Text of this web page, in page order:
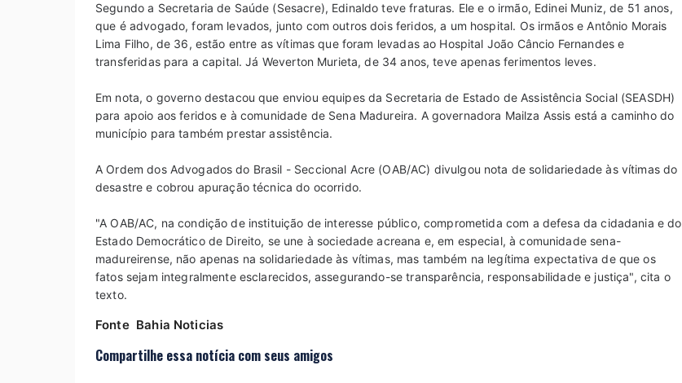
Segundo a Secretaria de Saúde (Sesacre), Edinaldo teve fraturas. Ele e o irmão, Edinei Muniz, de 51 anos,
que é advogado, foram levados, junto com outros dois feridos, a um hospital. Os irmãos e Antônio Morais
Lima Filho, de 36, estão entre as vítimas que foram levadas ao Hospital João Câncio Fernandes e
transferidas para a capital. Já Weverton Murieta, de 34 anos, teve apenas ferimentos leves.
Em nota, o governo destacou que enviou equipes da Secretaria de Estado de Assistência Social (SEASDH)
para apoio aos feridos e à comunidade de Sena Madureira. A governadora Mailza Assis está a caminho do
município para também prestar assistência.
A Ordem dos Advogados do Brasil - Seccional Acre (OAB/AC) divulgou nota de solidariedade às vítimas do
desastre e cobrou apuração técnica do ocorrido.
"A OAB/AC, na condição de instituição de interesse público, comprometida com a defesa da cidadania e do
Estado Democrático de Direito, se une à sociedade acreana e, em especial, à comunidade sena-
madureirense, não apenas na solidariedade às vítimas, mas também na legítima expectativa de que os
fatos sejam integralmente esclarecidos, assegurando-se transparência, responsabilidade e justiça", cita o
texto.
Fonte Bahia Noticias
Compartilhe essa notícia com seus amigos